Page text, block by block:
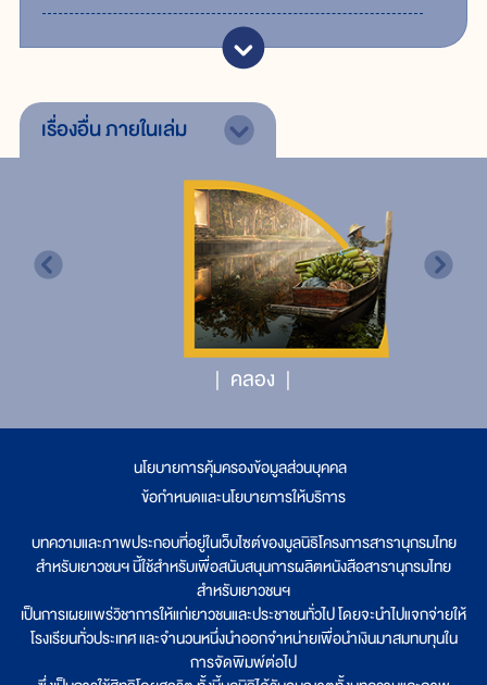
เรื่องอื่นภายในเล่ม
คลอง
นโยบายการคุ้มครองข้อมูลส่วนบุคคล
ข้อกำหนดและนโยบายการให้บริการ
บทความและภาพประกอบที่อยู่ในเว็บไซต์ของมูลนิธิโครงการสารานุกรมไทย
สำหรับเยาวชนฯ นี้ใช้สำหรับเพื่อสนับสนุนการผลิตหนังสือสารานุกรมไทย
สำหรับเยาวชนฯ
เป็นการเผยแพร่วิชาการให้แก่เยาวชนและประชาชนทั่วไป โดยจะนำไปแจกจ่ายให้
โรงเรียนทั่วประเทศ และจำนวนหนึ่งนำออกจำหน่ายเพื่อนำเงินมาสมทบทุนใน
การจัดพิมพ์ต่อไป